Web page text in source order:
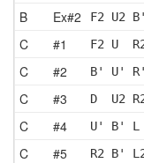
B Ex#2 F2 U2
C #1 F2 U
C #2 B' U' R'
C #3 D  U2
C #4 U' B' L
C #5 R2 B'